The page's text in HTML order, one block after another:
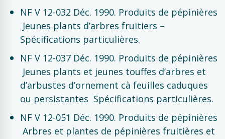
NF V 12-032 Déc. 1990. Produits de pépinières
 Jeunes plants d’arbres fruitiers –
Spécifications particulières.
NF V 12-037 Déc. 1990. Produits de pépinières
 Jeunes plants et jeunes touffes d’arbres et
d’arbustes d’ornement cà feuilles caduques
ou persistantes  Spécifications particulières.
NF V 12-051 Déc. 1990. Produits de pépinières
 Arbres et plantes de pépinières fruitières et